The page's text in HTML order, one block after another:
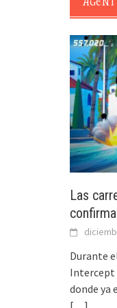
Las
Durante
Intercept
donde ya